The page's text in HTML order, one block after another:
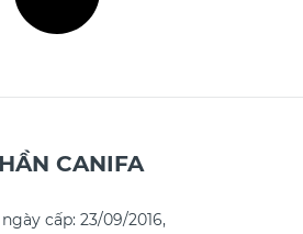
CANIFA
ngày cấp: 23/09/2016,